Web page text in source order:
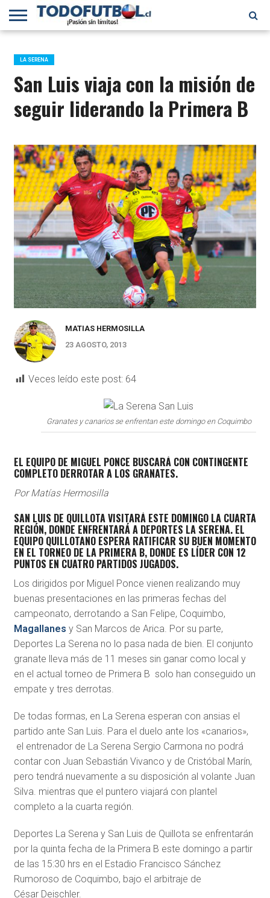
PRIMERA
B
SELECCIÓN
CHILENA
CHILENOS
EN EL
MUNDO
FÚTBOL
INTERNACIONAL
LA SERENA
San Luis viaja con la misión de
seguir liderando la Primera B
MATIAS HERMOSILLA
23 AGOSTO, 2013
Veces leído este post: 64
Granates y canarios se enfrentan este domingo en Coquimbo
EL EQUIPO DE MIGUEL PONCE BUSCARÁ CON CONTINGENTE
COMPLETO DERROTAR A LOS GRANATES.
Por Matías Hermosilla
SAN LUIS DE QUILLOTA VISITARÁ ESTE DOMINGO LA CUARTA
REGIÓN, DONDE ENFRENTARÁ A DEPORTES LA SERENA. EL
EQUIPO QUILLOTANO ESPERA RATIFICAR SU BUEN MOMENTO
EN EL TORNEO DE LA PRIMERA B, DONDE ES LÍDER CON 12
PUNTOS EN CUATRO PARTIDOS JUGADOS.
Los dirigidos por Miguel Ponce vienen realizando muy
buenas presentaciones en las primeras fechas del
campeonato, derrotando a San Felipe, Coquimbo,
Magallanes y San Marcos de Arica. Por su parte,
Deportes La Serena no lo pasa nada de bien. El conjunto
granate lleva más de 11 meses sin ganar como local y
en el actual torneo de Primera B solo han conseguido un
empate y tres derrotas.
De todas formas, en La Serena esperan con ansias el
partido ante San Luis. Para el duelo ante los «canarios»,
el entrenador de La Serena Sergio Carmona no podrá
contar con Juan Sebastián Vivanco y de Cristóbal Marín,
pero tendrá nuevamente a su disposición al volante Juan
Silva. mientras que el puntero viajará con plantel
completo a la cuarta región.
Deportes La Serena y San Luis de Quillota se enfrentarán
por la quinta fecha de la Primera B este domingo a partir
de las 15:30 hrs en el Estadio Francisco Sánchez
Rumoroso de Coquimbo, bajo el arbitraje de
César Deischler.